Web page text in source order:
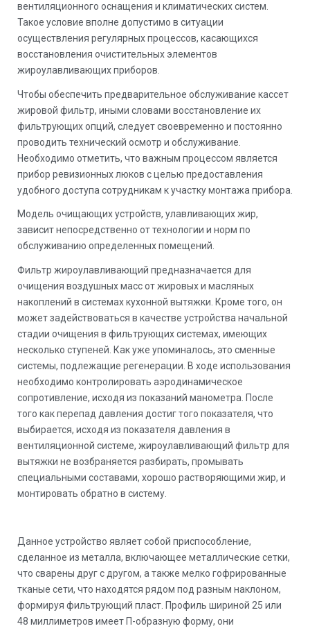
вентиляционного оснащения и климатических систем.
Такое условие вполне допустимо в ситуации
осуществления регулярных процессов, касающихся
восстановления очистительных элементов
жироулавливающих приборов.
Чтобы обеспечить предварительное обслуживание кассет
жировой фильтр, иными словами восстановление их
фильтрующих опций, следует своевременно и постоянно
проводить технический осмотр и обслуживание.
Необходимо отметить, что важным процессом является
прибор ревизионных люков с целью предоставления
удобного доступа сотрудникам к участку монтажа прибора.
Модель очищающих устройств, улавливающих жир,
зависит непосредственно от технологии и норм по
обслуживанию определенных помещений.
Фильтр жироулавливающий предназначается для
очищения воздушных масс от жировых и масляных
накоплений в системах кухонной вытяжки. Кроме того, он
может задействоваться в качестве устройства начальной
стадии очищения в фильтрующих системах, имеющих
несколько ступеней. Как уже упоминалось, это сменные
системы, подлежащие регенерации. В ходе использования
необходимо контролировать аэродинамическое
сопротивление, исходя из показаний манометра. После
того как перепад давления достиг того показателя, что
выбирается, исходя из показателя давления в
вентиляционной системе, жироулавливающий фильтр для
вытяжки не возбраняется разбирать, промывать
специальными составами, хорошо растворяющими жир, и
монтировать обратно в систему.
Данное устройство являет собой приспособление,
сделанное из металла, включающее металлические сетки,
что сварены друг с другом, а также мелко гофрированные
тканые сети, что находятся рядом под разным наклоном,
формируя фильтрующий пласт. Профиль шириной 25 или
48 миллиметров имеет П-образную форму, они